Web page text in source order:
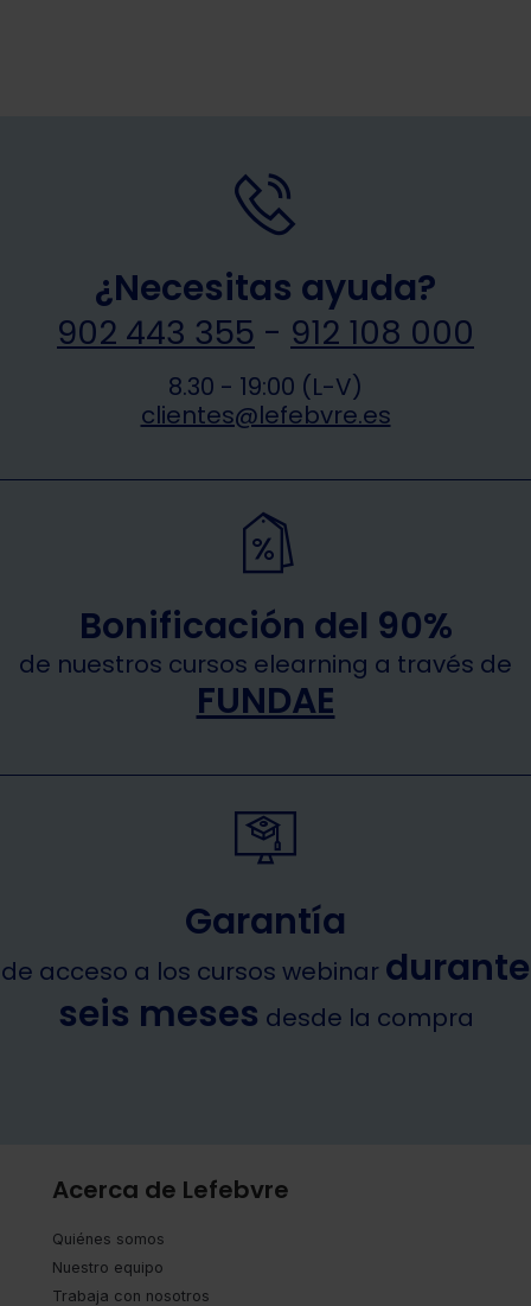
¿Necesitas ayuda?
902 443 355 - 912 108 000
8.30 - 19:00 (L-V)
clientes@lefebvre.es
Bonificación del 90%
de nuestros cursos elearning a través de
FUNDAE
Garantía
de acceso a los cursos webinar durante
seis meses desde la compra
Acerca de Lefebvre
Quiénes somos
Nuestro equipo
Trabaja con nosotros